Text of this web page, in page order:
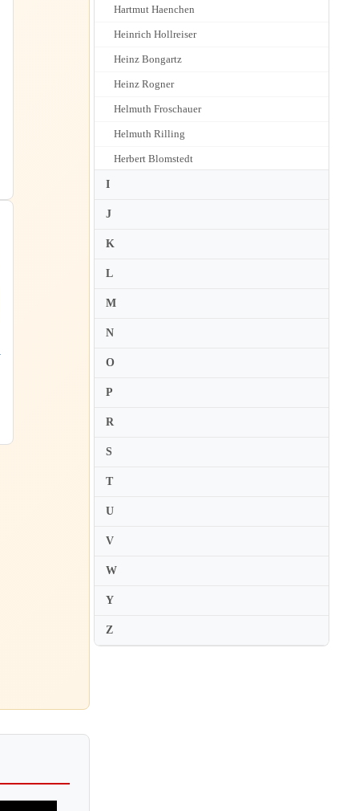
Hartmut Haenchen
Heinrich Hollreiser
Heinz Bongartz
Heinz Rogner
Helmuth Froschauer
Helmuth Rilling
Herbert Blomstedt
Hiroshi Wakasugi
I
J
K
L
M
N
O
P
R
S
T
U
V
W
Y
Z